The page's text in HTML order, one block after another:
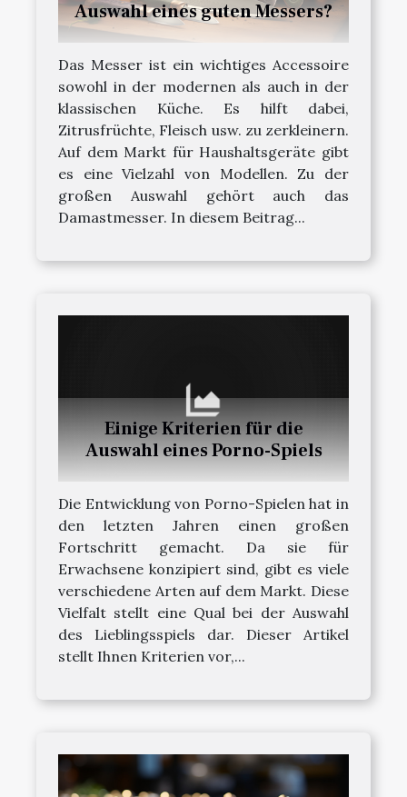
Auswahl eines guten Messers?
Das Messer ist ein wichtiges Accessoire
sowohl in der modernen als auch in der
klassischen Küche. Es hilft dabei,
Zitrusfrüchte, Fleisch usw. zu zerkleinern.
Auf dem Markt für Haushaltsgeräte gibt
es eine Vielzahl von Modellen. Zu der
großen Auswahl gehört auch das
Damastmesser. In diesem Beitrag...
Einige Kriterien für die
Auswahl eines Porno-Spiels
Die Entwicklung von Porno-Spielen hat in
den letzten Jahren einen großen
Fortschritt gemacht. Da sie für
Erwachsene konzipiert sind, gibt es viele
verschiedene Arten auf dem Markt. Diese
Vielfalt stellt eine Qual bei der Auswahl
des Lieblingsspiels dar. Dieser Artikel
stellt Ihnen Kriterien vor,...